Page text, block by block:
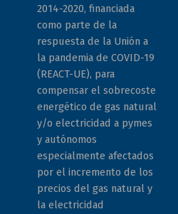
2014-2020, financiada
como parte de la
respuesta de la Unión a
la pandemia de COVID-19
(REACT-UE), para
compensar el sobrecoste
energético de gas natural
y/o electricidad a pymes
y autónomos
especialmente afectados
por el incremento de los
precios del gas natural y
la electricidad